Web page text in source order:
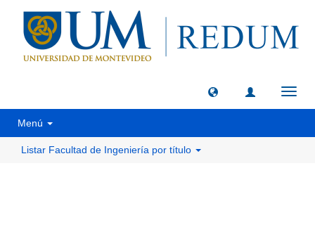
Menú
Listar Facultad de Ingeniería por título